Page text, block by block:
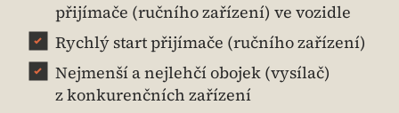
přijímače (ručního zařízení) ve vozidle
Rychlý start přijímače (ručního zařízení)
Nejmenší a nejlehčí obojek (vysílač)
z konkurenčních zařízení